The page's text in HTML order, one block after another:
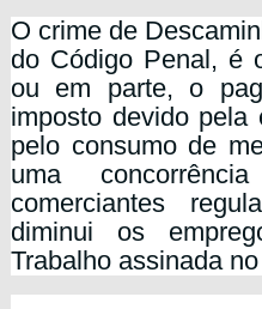
O crime de
do Código Penal, é
ou em parte, o
imposto devido pela
pelo consumo de
uma
comerciantes
diminui os
Trabalho assinada